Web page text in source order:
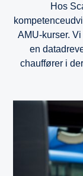
Hos
AMU-kurser.
en
chauffører i